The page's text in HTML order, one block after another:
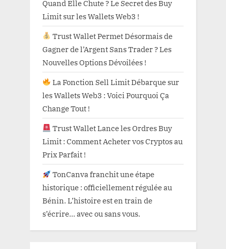
Quand Elle Chute ? Le Secret des Buy
Limit sur les Wallets Web3 !
Trust Wallet Permet Désormais de
Gagner de l’Argent Sans Trader ? Les
Nouvelles Options Dévoilées !
La Fonction Sell Limit Débarque sur
les Wallets Web3 : Voici Pourquoi Ça
Change Tout !
Trust Wallet Lance les Ordres Buy
Limit : Comment Acheter vos Cryptos au
Prix Parfait !
TonCanva franchit une étape
historique : officiellement régulée au
Bénin. L’histoire est en train de
s’écrire… avec ou sans vous.